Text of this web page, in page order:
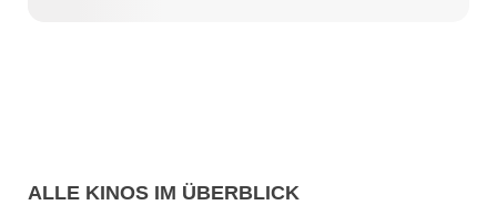
ALLE KINOS IM ÜBERBLICK